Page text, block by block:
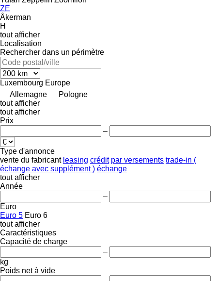
ZE
Åkerman
H
tout afficher
Localisation
Rechercher dans un périmètre
Luxembourg Europe
Allemagne
Pologne
tout afficher
tout afficher
Prix
–
Type d'annonce
vente du fabricant leasing crédit par versements trade-in (
échange avec supplément ) échange
tout afficher
Année
–
Euro
Euro 5 Euro 6
tout afficher
Caractéristiques
Capacité de charge
–
kg
Poids net à vide